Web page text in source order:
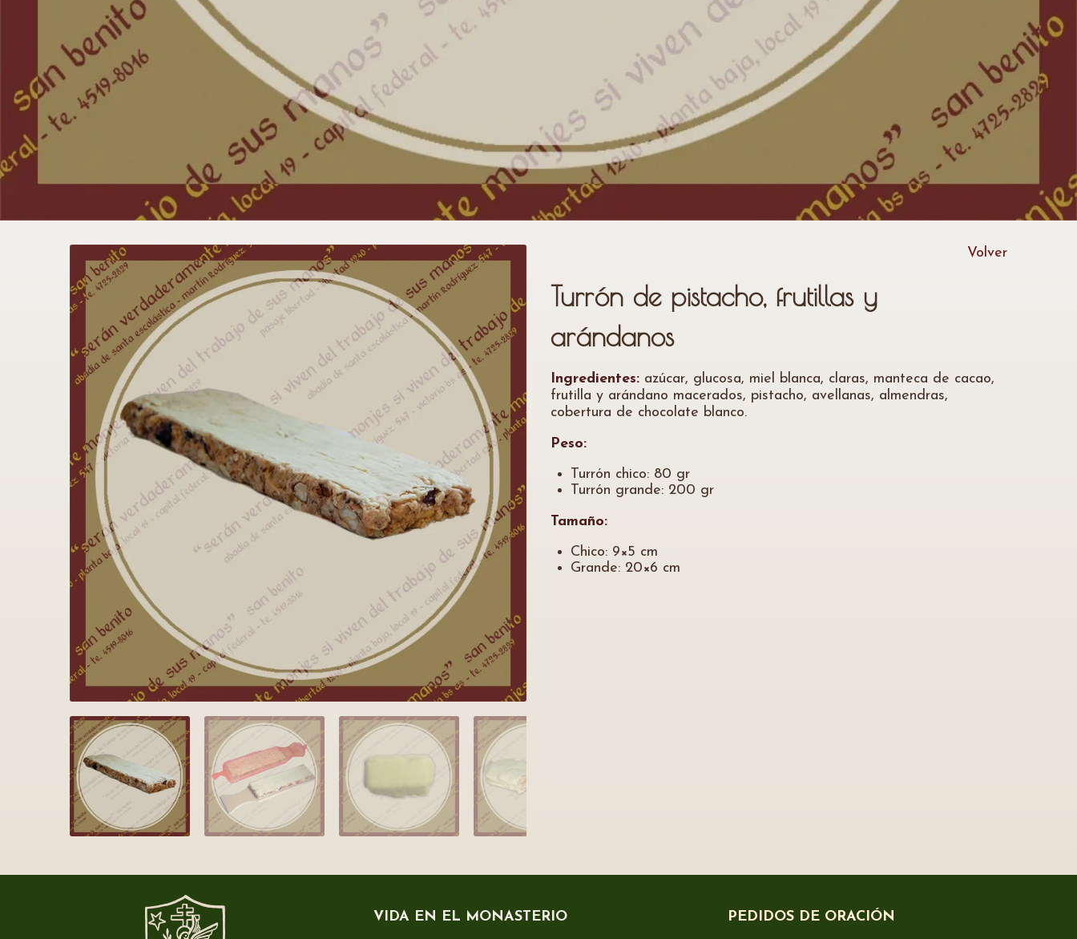
Volver
Turrón de pistacho, frutillas y
arándanos
Ingredientes: azúcar, glucosa, miel blanca, claras, manteca de cacao,
frutilla y arándano macerados, pistacho, avellanas, almendras,
cobertura de chocolate blanco.
Peso:
Turrón chico: 80 gr
Turrón grande: 200 gr
Tamaño:
Chico: 9×5 cm
Grande: 20×6 cm
VIDA EN EL MONASTERIO PEDIDOS DE ORACIÓN